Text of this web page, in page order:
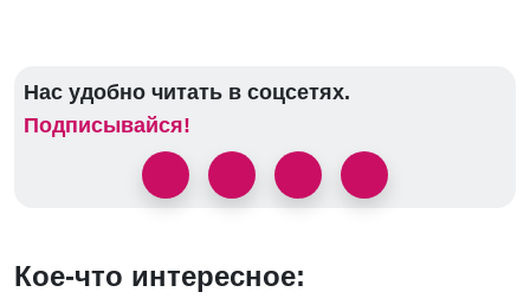
Нас удобно читать в соцсетях.
Подписывайся!
Кое-что интересное: